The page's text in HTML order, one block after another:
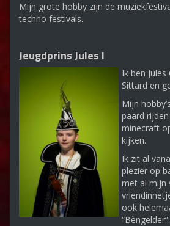
Mijn grote hobby zijn de
techno festivals.
Jeugdprins Jules I
Ik ben
Sittard en
Mijn
paard
minecraft
kijken.
Ik zit al
plezier op
met al mijn
ook
“Bèngelder”.